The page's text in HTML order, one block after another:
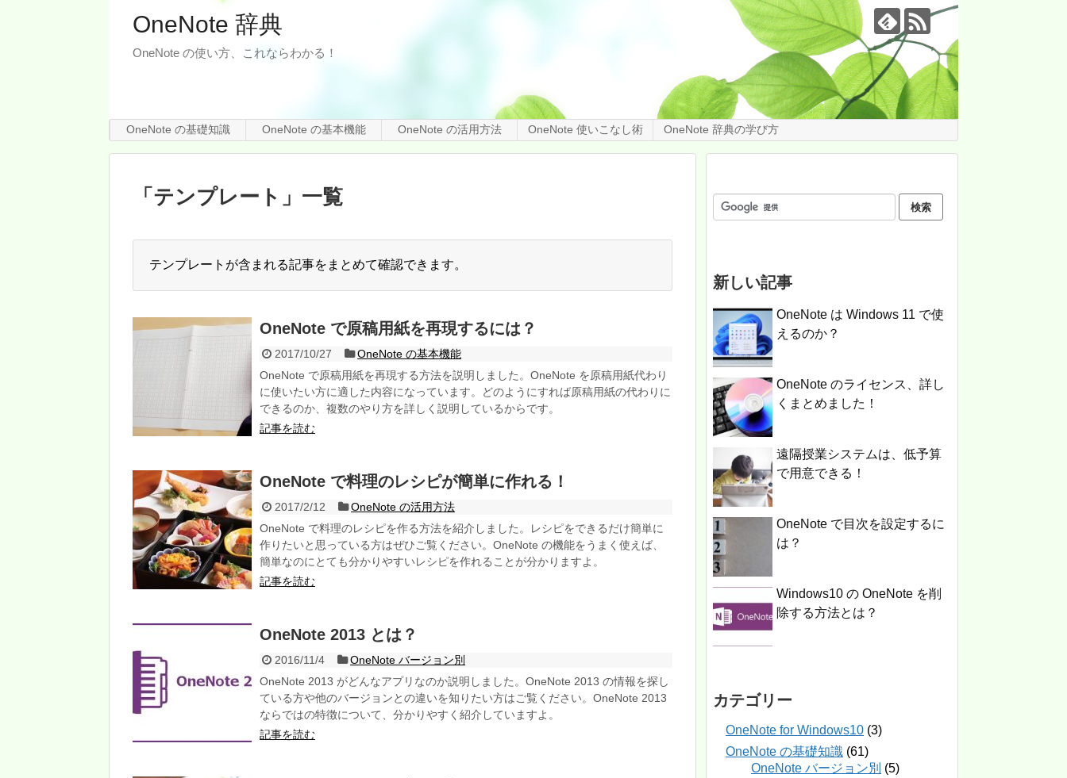
OneNote 辞典
OneNote の使い方、これならわかる！
OneNote の基礎知識 OneNote の基本機能 OneNote の活用方法 OneNote 使いこなし術 OneNote 辞典の学び方
「 テンプレート 」 一覧
テンプレートが含まれる記事をまとめて確認できます。
OneNote で原稿用紙を再現するには？
2017/10/27
OneNote の基本機能
OneNote で原稿用紙を再現する方法を説明しました。OneNote を原稿用紙代わり
に使いたい方に適した内容になっています。どのようにすれば原稿用紙の代わりに
できるのか、複数のやり方を詳しく説明しているからです。
記事を読む
OneNote で料理のレシピが簡単に作れる！
2017/2/12
OneNote の活用方法
OneNote で料理のレシピを作る方法を紹介しました。レシピをできるだけ簡単に
作りたいと思っている方はぜひご覧ください。OneNote の機能をうまく使えば、
簡単なのにとても分かりやすいレシピを作れることが分かりますよ。
記事を読む
OneNote 2013 とは？
2016/11/4
OneNote バージョン別
OneNote 2013 がどんなアプリなのか説明しました。OneNote 2013 の情報を探し
ている方や他のバージョンとの違いを知りたい方はご覧ください。OneNote 2013
ならではの特徴について、分かりやすく紹介していますよ。
記事を読む
新しい記事
OneNote は Windows 11 で使
えるのか？
OneNote のライセンス、詳し
くまとめました！
遠隔授業システムは、低予算
で用意できる！
OneNote で目次を設定するに
は？
Windows10 の OneNote を削
除する方法とは？
カテゴリー
OneNote for Windows10 (3)
OneNote の基礎知識 (61)
OneNote バージョン別 (5)